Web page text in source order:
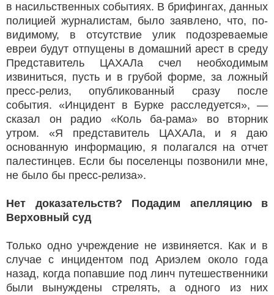
в насильственных событиях. В брифингах, данных
полицией журналистам, было заявлено, что, по-
видимому, в отсутствие улик подозреваемые
евреи будут отпущены в домашний арест в среду
Представитель ЦАХАЛа счел необходимым
извиниться, пусть и в грубой форме, за ложный
пресс-релиз, опубликованный сразу после
события. «Инцидент в Бурке расследуется», —
сказал он радио «Коль ба-рама» во вторник
утром. «Я представитель ЦАХАЛа, и я даю
основанную информацию, я полагался на отчет
палестинцев. Если бы поселенцы позвонили мне,
не было бы пресс-релиза».
Нет доказательств? Подадим апелляцию в
Верховный суд
Только одно учреждение не извиняется. Как и в
случае с инцидентом под Ариэлем около года
назад, когда попавшие под линч путешественники
были вынуждены стрелять, а одного из них